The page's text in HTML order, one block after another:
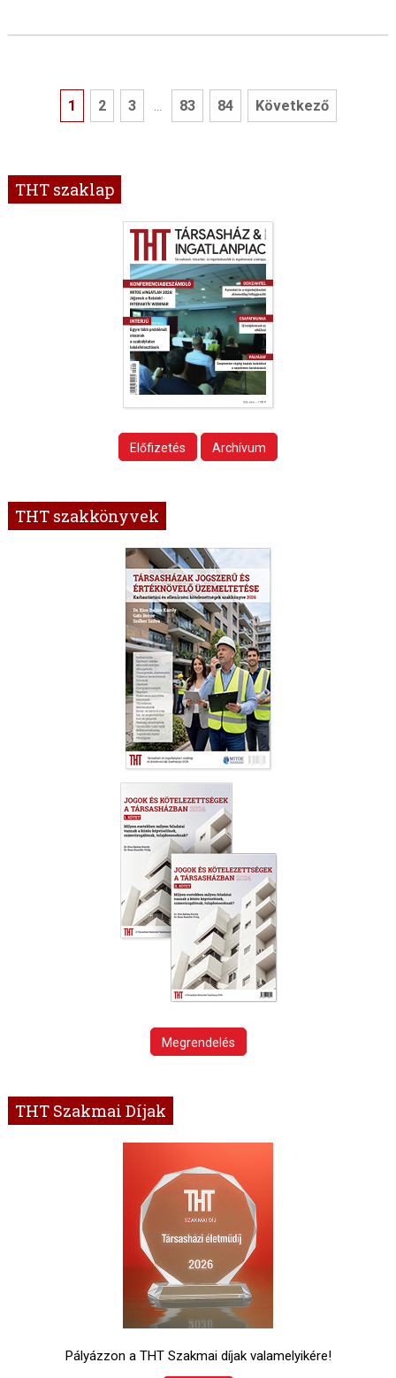
1 2 3 ... 83 84 Következő
THT szaklap
Előfizetés Archívum
THT szakkönyvek
Megrendelés
THT Szakmai Díjak
Pályázzon a THT Szakmai díjak valamelyikére!